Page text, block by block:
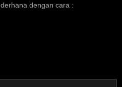
dengan cara :